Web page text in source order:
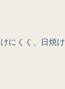
にくく、日焼け